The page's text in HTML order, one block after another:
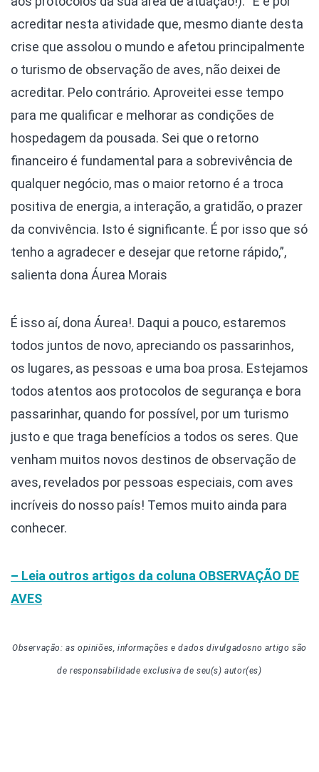
acreditar nesta atividade que, mesmo diante desta
crise que assolou o mundo e afetou principalmente
o turismo de observação de aves, não deixei de
acreditar. Pelo contrário. Aproveitei esse tempo
para me qualificar e melhorar as condições de
hospedagem da pousada. Sei que o retorno
financeiro é fundamental para a sobrevivência de
qualquer negócio, mas o maior retorno é a troca
positiva de energia, a interação, a gratidão, o prazer
da convivência. Isto é significante. É por isso que só
tenho a agradecer e desejar que retorne rápido,”,
salienta dona Áurea Morais
É isso aí, dona Áurea!. Daqui a pouco, estaremos
todos juntos de novo, apreciando os passarinhos,
os lugares, as pessoas e uma boa prosa. Estejamos
todos atentos aos protocolos de segurança e bora
passarinhar, quando for possível, por um turismo
justo e que traga benefícios a todos os seres. Que
venham muitos novos destinos de observação de
aves, revelados por pessoas especiais, com aves
incríveis do nosso país! Temos muito ainda para
conhecer.
– Leia outros artigos da coluna OBSERVAÇÃO DE
AVES
Observação: as opiniões, informações e dados divulgadosno artigosão
de responsabilidade exclusiva de seu(s) autor(es)